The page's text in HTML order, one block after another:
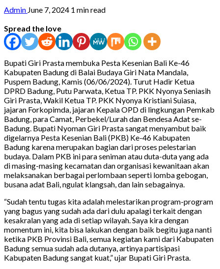
Admin June 7, 2024 1 min read
Spread the love
Bupati Giri Prasta membuka Pesta Kesenian Bali Ke-46
Kabupaten Badung di Balai Budaya Giri Nata Mandala,
Puspem Badung, Kamis (06/06/2024). Turut Hadir Ketua
DPRD Badung, Putu Parwata, Ketua TP. PKK Nyonya Seniasih
Giri Prasta, Wakil Ketua TP. PKK Nyonya Kristiani Suiasa,
jajaran Forkopimda, jajaran Kepala OPD di lingkungan Pemkab
Badung, para Camat, Perbekel/Lurah dan Bendesa Adat se-
Badung. Bupati Nyoman Giri Prasta sangat menyambut baik
digelarnya Pesta Kesenian Bali (PKB) Ke-46 Kabupaten
Badung karena merupakan bagian dari proses pelestarian
budaya. Dalam PKB ini para seniman atau duta-duta yang ada
di masing-masing kecamatan dan organisasi kewanitaan akan
melaksanakan berbagai perlombaan seperti lomba gebogan,
busana adat Bali, ngulat klangsah, dan lain sebagainya.
“Sudah tentu tugas kita adalah melestarikan program-program
yang bagus yang sudah ada dari dulu apalagi terkait dengan
kesakralan yang ada di setiap wilayah. Saya kira dengan
momentum ini, kita bisa lakukan dengan baik begitu juga nanti
ketika PKB Provinsi Bali, semua kegiatan kami dari Kabupaten
Badung semua sudah ada dutanya, artinya partisipasi
Kabupaten Badung sangat kuat,” ujar Bupati Giri Prasta.